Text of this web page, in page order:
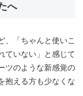
へ
、「ちゃんと使いこ
ていない」と感じて
ツのような新感覚の
抱える方も少なくな